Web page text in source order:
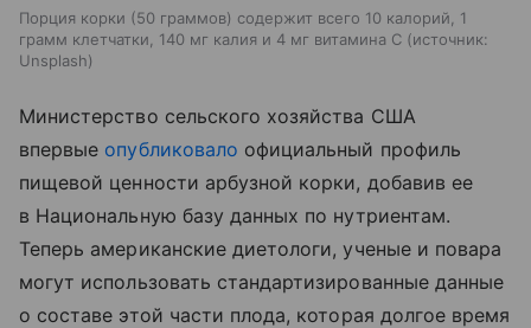
Порция корки (50 граммов) содержит всего 10 калорий, 1
грамм клетчатки, 140 мг калия и 4 мг витамина С
источник:
Unsplash
Министерство сельского хозяйства США
впервые опубликовало официальный профиль
пищевой ценности арбузной корки, добавив ее
в Национальную базу данных по нутриентам.
Теперь американские диетологи, ученые и повара
могут использовать стандартизированные данные
о составе этой части плода, которая долгое время